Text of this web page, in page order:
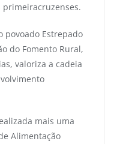
primeiracruzenses.
povoado Estrepado
do Fomento Rural,
valoriza a cadeia
mais uma
Alimentação